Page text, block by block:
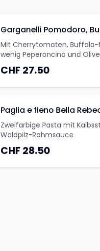
Garganelli Pomodoro,
Mit Cherrytomaten, Buffala-
wenig Peperoncino und
CHF 27.50
Paglia e fieno Bella
Zweifarbige Pasta mit
Waldpilz-Rahmsauce
CHF 28.50